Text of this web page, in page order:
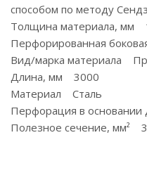
способом по методу
Толщина материала, мм
Перфорированная
Вид/марка материала
Длина, мм 3000
Материал Сталь
Перфорация в
Полезное сечение, мм²